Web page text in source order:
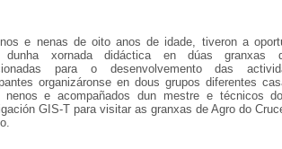
e nenas de oito anos de idade, tiveron a
dunha xornada didáctica en dúas granxas
para o desenvolvemento das
organizáronse en dous grupos diferentes
nenos e acompañados dun mestre e técnicos
GIS-T para visitar as granxas de Agro do